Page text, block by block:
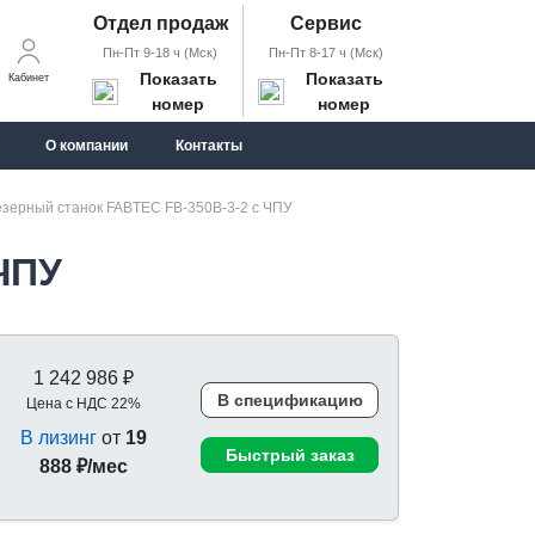
Кабинет
Отдел продаж
Пн-Пт 9-18 ч (Мск)
Показать
номер
Сервис
Пн-Пт 8-17 ч (Мск)
Показать
номер
О компании Контакты
станок FABTEC FB-350B-3-2 с ЧПУ
1 242 986 ₽
Цена с НДС 22%
В лизингот 19
888 ₽/мес
В спецификацию
Быстрый заказ